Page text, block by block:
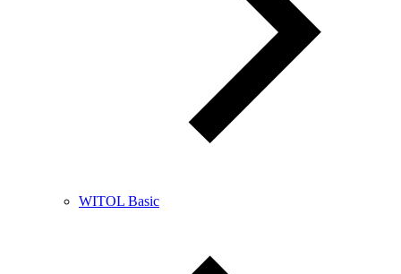
WITOL Basic